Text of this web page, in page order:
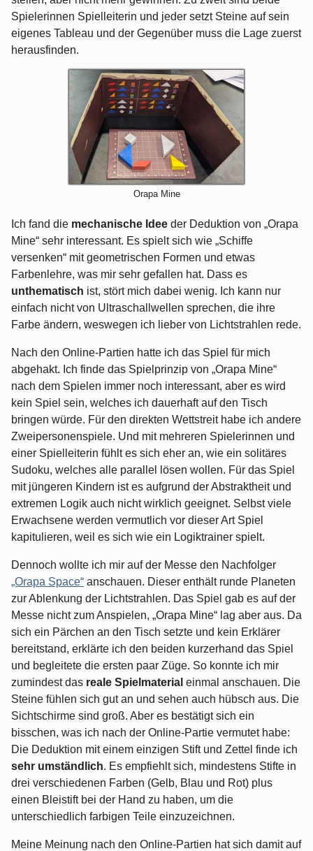
Spielerinnen Spielleiterin und jeder setzt Steine auf sein
eigenes Tableau und der Gegenüber muss die Lage zuerst
herausfinden.
Orapa Mine
Ich fand die mechanische Idee der Deduktion von „Orapa
Mine“ sehr interessant. Es spielt sich wie „Schiffe
versenken“ mit geometrischen Formen und etwas
Farbenlehre, was mir sehr gefallen hat. Dass es
unthematisch ist, stört mich dabei wenig. Ich kann nur
einfach nicht von Ultraschallwellen sprechen, die ihre
Farbe ändern, weswegen ich lieber von Lichtstrahlen rede.
Nach den Online-Partien hatte ich das Spiel für mich
abgehakt. Ich finde das Spielprinzip von „Orapa Mine“
nach dem Spielen immer noch interessant, aber es wird
kein Spiel sein, welches ich dauerhaft auf den Tisch
bringen würde. Für den direkten Wettstreit habe ich andere
Zweipersonenspiele. Und mit mehreren Spielerinnen und
einer Spielleiterin fühlt es sich eher an, wie ein solitäres
Sudoku, welches alle parallel lösen wollen. Für das Spiel
mit jüngeren Kindern ist es aufgrund der Abstraktheit und
extremen Logik auch nicht wirklich geeignet. Selbst viele
Erwachsene werden vermutlich vor dieser Art Spiel
kapitulieren, weil es sich wie ein Logiktrainer spielt.
Dennoch wollte ich mir auf der Messe den Nachfolger
„Orapa Space“ anschauen. Dieser enthält runde Planeten
zur Ablenkung der Lichtstrahlen. Das Spiel gab es auf der
Messe nicht zum Anspielen, „Orapa Mine“ lag aber aus. Da
sich ein Pärchen an den Tisch setzte und kein Erklärer
bereitstand, erklärte ich den beiden kurzerhand das Spiel
und begleitete die ersten paar Züge. So konnte ich mir
zumindest das reale Spielmaterial einmal anschauen. Die
Steine fühlen sich gut an und sehen auch hübsch aus. Die
Sichtschirme sind groß. Aber es bestätigt sich ein
bisschen, was ich nach der Online-Partie vermutet habe:
Die Deduktion mit einem einzigen Stift und Zettel finde ich
sehr umständlich. Es empfiehlt sich, mindestens Stifte in
drei verschiedenen Farben (Gelb, Blau und Rot) plus
einen Bleistift bei der Hand zu haben, um die
unterschiedlich farbigen Teile einzuzeichnen.
Meine Meinung nach den Online-Partien hat sich damit auf